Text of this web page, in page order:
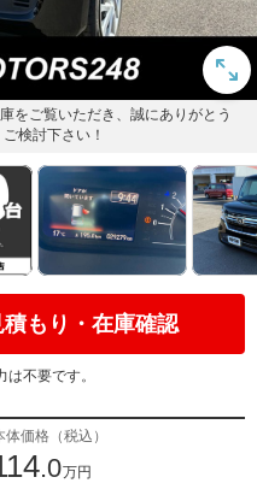
をご覧いただき、誠にありがとう
検討下さい！
積もり・在庫確認
不要です。
体価格（税込）
.0万円